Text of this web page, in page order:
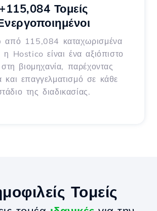
+115,084 Τομείς
115,084 καταχωρισμένα
Hostico είναι ένα αξιόπιστο
βιομηχανία, παρέχοντας
και επαγγελματισμό σε κάθε
της διαδικασίας.
Τομείς